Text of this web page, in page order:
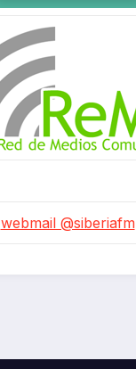
webmail @siberiafm